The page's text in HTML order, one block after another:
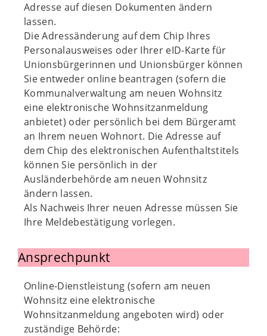
Adresse auf diesen Dokumenten ändern
lassen.
Die Adressänderung auf dem Chip Ihres
Personalausweises oder Ihrer eID-Karte für
Unionsbürgerinnen und Unionsbürger können
Sie entweder online beantragen (sofern die
Kommunalverwaltung am neuen Wohnsitz
eine elektronische Wohnsitzanmeldung
anbietet) oder persönlich bei dem Bürgeramt
an Ihrem neuen Wohnort. Die Adresse auf
dem Chip des elektronischen Aufenthaltstitels
können Sie persönlich in der
Ausländerbehörde am neuen Wohnsitz
ändern lassen.
Als Nachweis Ihrer neuen Adresse müssen Sie
Ihre Meldebestätigung vorlegen.
Ansprechpunkt
Online-Dienstleistung (sofern am neuen
Wohnsitz eine elektronische
Wohnsitzanmeldung angeboten wird) oder
zuständige Behörde: